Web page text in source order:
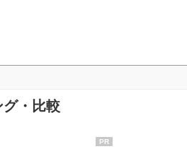
グ・比較
PR